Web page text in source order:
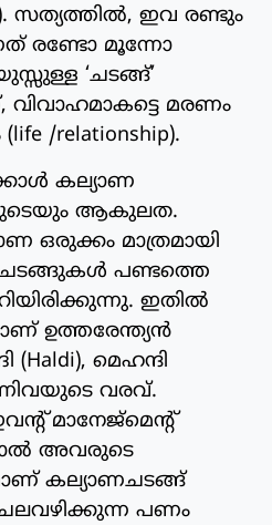
സത്യത്തിൽ, ഇവ രണ്ടും
രണ്ടോ മൂന്നോ
‘ചടങ്ങ്’
വിവാഹമാകട്ടെ മരണം
/relationship).
കല്യാണ
ആകുലത.
ഒരുക്കം മാത്രമായി
പണ്ടത്തെ
ഇതിൽ
ഉത്തരേന്ത്യൻ
മെഹന്ദി
വരവ്.
മാനേജ്മെന്റ്
അവരുടെ
കല്യാണചടങ്ങ്
പണം